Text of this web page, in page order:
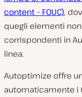
content – FOUC),
quegli elementi
corrispondenti in
linea.
Autoptimize offre
automaticamente i